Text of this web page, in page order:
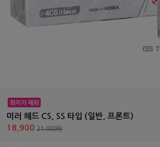
미러 헤드 CS, SS 타입 (일반, 프론트)
18,90021,000원